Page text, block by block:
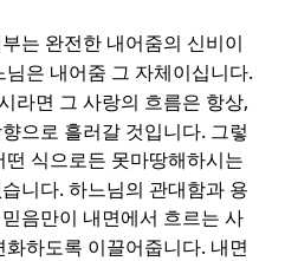
는 완전한 내어줌의 신비이
님은 내어줌 그 자체이십니다.
라면 그 사랑의 흐름은 항상,
으로 흘러갈 것입니다. 그렇
식으로든 못마땅해하시는
니다.하느님의 관대함과 용
음만이 내면에서 흐르는 사
화하도록 이끌어줍니다. 내면